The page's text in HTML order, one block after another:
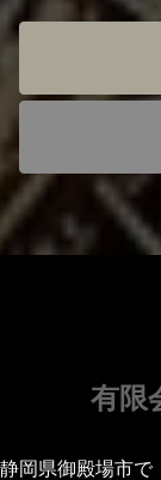
有限
静岡県御殿場市で